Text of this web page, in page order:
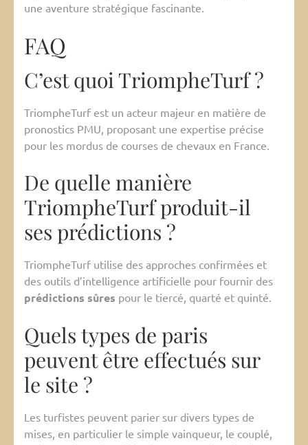
une aventure stratégique fascinante.
FAQ
C’est quoi TriompheTurf ?
TriompheTurf est un acteur majeur en matière de
pronostics PMU, proposant une expertise précise
pour les mordus de courses de chevaux en France.
De quelle manière
TriompheTurf produit-il
ses prédictions ?
TriompheTurf utilise des approches confirmées et
des outils d’intelligence artificielle pour fournir des
prédictions sûres pour le tiercé, quarté et quinté.
Quels types de paris
peuvent être effectués sur
le site ?
Les turfistes peuvent parier sur divers types de
mises, en particulier le simple vainqueur, le couplé,